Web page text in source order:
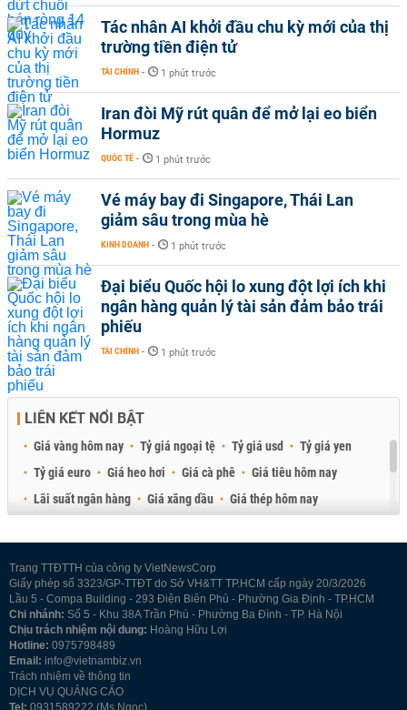
Tác nhân AI khởi đầu chu kỳ mới của thị
trường tiền điện tử
TÀI CHÍNH - 1 phút trước
Iran đòi Mỹ rút quân để mở lại eo biển
Hormuz
QUỐC TẾ - 1 phút trước
Vé máy bay đi Singapore, Thái Lan
giảm sâu trong mùa hè
KINH DOANH - 1 phút trước
Đại biểu Quốc hội lo xung đột lợi ích khi
ngân hàng quản lý tài sản đảm bảo trái
phiếu
TÀI CHÍNH - 1 phút trước
LIÊN KẾT NỔI BẬT
Giá vàng hôm nay Tỷ giá ngoại tệ Tỷ giá usd
Tỷ giá yen
Tỷ giá euro
Giá heo hơi Giá cà phê
Giá tiêu hôm nay
Lãi suất ngân hàng
Giá xăng dầu
Giá thép hôm nay
Trang TTĐTTH của công ty VietNewsCorp
Giấy phép số 3323/GP-TTĐT do Sở VH&TT TP.HCM cấp ngày 20/3/2026
Lầu 5 - Compa Building - 293 Điện Biên Phủ - Phường Gia Định - TP.HCM
Chi nhánh: Số 5 - Khu 38A Trần Phú - Phường Ba Đình - TP. Hà Nội
Chịu trách nhiệm nội dung: Hoàng Hữu Lợi
Hotline: 0975798489
Email: info@vietnambiz.vn
Trách nhiệm về thông tin
DỊCH VỤ QUẢNG CÁO
Tel: 0931589222 (Ms Ngọc)